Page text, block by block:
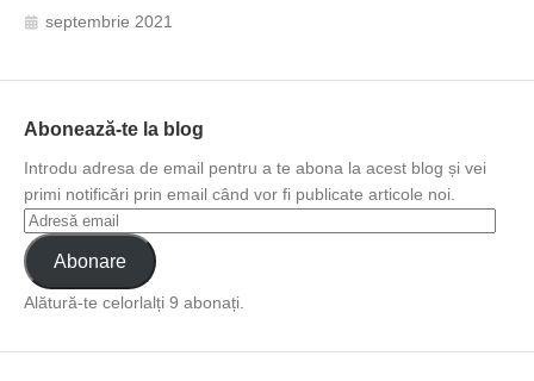
septembrie 2021
Abonează-te la blog
Introdu adresa de email pentru a te abona la acest blog și vei
primi notificări prin email când vor fi publicate articole noi.
Abonare
Alătură-te celorlalți 9 abonați.